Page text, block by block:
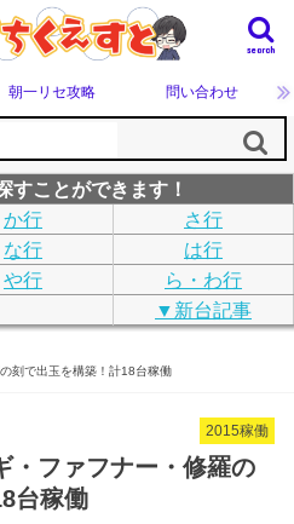
search
朝一リセ攻略 問い合わせ
すことができます！
か行
さ行
な行
は行
や行
ら・わ行
▼新台記事
刻で出玉を構築！計18台稼働
2015稼働
・ファフナー・修羅の
台稼働